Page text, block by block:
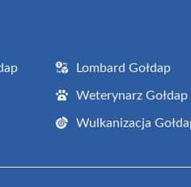
Lombard Gołdap
Weterynarz Gołdap
Wulkanizacja